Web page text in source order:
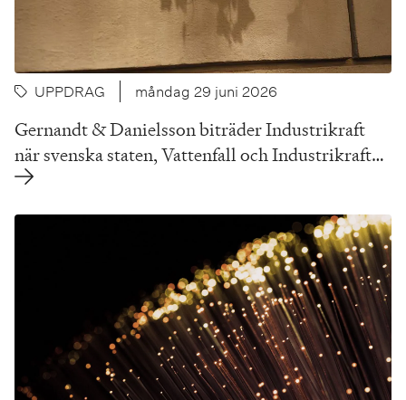
UPPDRAG måndag 29 juni 2026
Gernandt & Danielsson biträder Industrikraft
när svenska staten, Vattenfall och Industrikraft…